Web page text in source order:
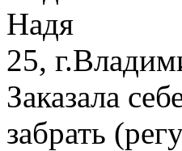
Надя
25,
Заказала
забрать